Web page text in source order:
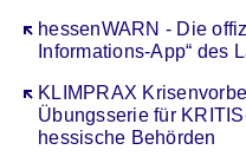
hessenWARN - Die
Informations-App“ des
Öffnet sich in einem
KLIMPRAX
Übungsserie für
hessische Behörden
Öffnet sich in einem